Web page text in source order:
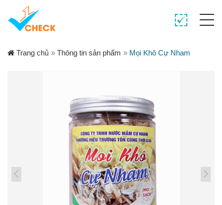
Trang chủ » Thông tin sản phẩm » Mọi Khô Cự Nham